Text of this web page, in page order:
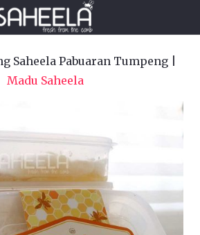
Saheela Pabuaran Tumpeng |
Madu Saheela